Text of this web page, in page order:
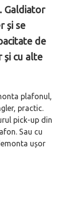
Galdiator
și se
de
și cu alte
plafonul,
practic.
pick-up din
Sau cu
ușor